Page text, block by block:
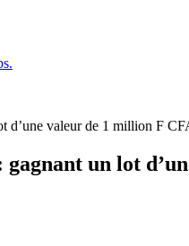
d’une valeur de 1 million F
gagnant un lot